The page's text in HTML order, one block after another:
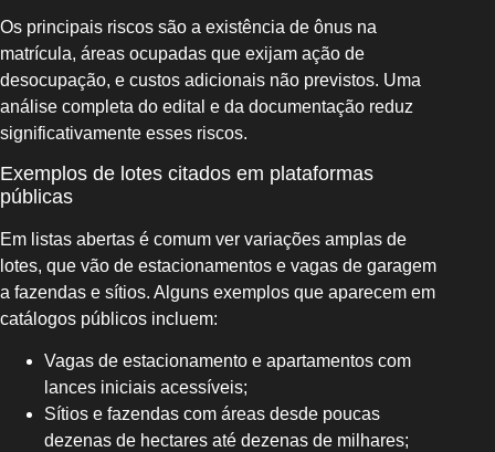
Os principais riscos são a existência de ônus na
matrícula, áreas ocupadas que exijam ação de
desocupação, e custos adicionais não previstos. Uma
análise completa do edital e da documentação reduz
significativamente esses riscos.
Exemplos de lotes citados em plataformas
públicas
Em listas abertas é comum ver variações amplas de
lotes, que vão de estacionamentos e vagas de garagem
a fazendas e sítios. Alguns exemplos que aparecem em
catálogos públicos incluem:
Vagas de estacionamento e apartamentos com
lances iniciais acessíveis;
Sítios e fazendas com áreas desde poucas
dezenas de hectares até dezenas de milhares;